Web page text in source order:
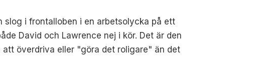
slog i frontalloben i en arbetsolycka på ett
David och Lawrence nej i kör. Det är den
överdriva eller "göra det roligare" än det